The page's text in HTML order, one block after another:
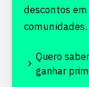
descontos
comunidades.
Quero
ganhar